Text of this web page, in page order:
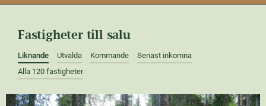
Fastigheter till salu
Liknande Utvalda Kommande
Senast inkomna
Alla 120 fastigheter